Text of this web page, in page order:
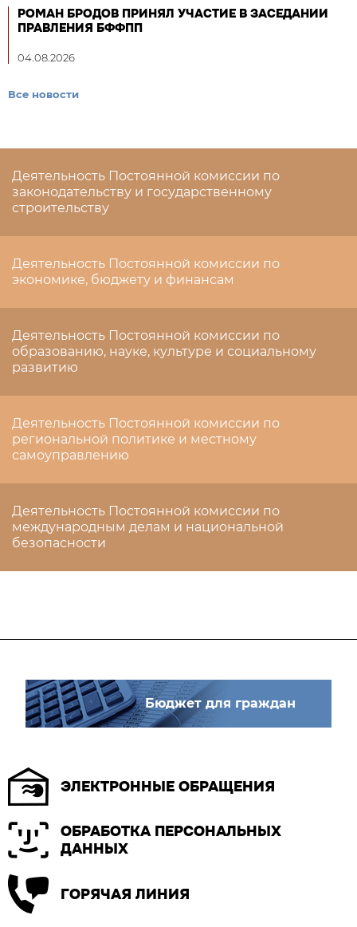
РОМАН БРОДОВ ПРИНЯЛ УЧАСТИЕ В ЗАСЕДАНИИ
ПРАВЛЕНИЯ БФФПП
04.08.2026
Все новости
Деятельность Постоянной комиссии по
законодательству и государственному
строительству
Деятельность Постоянной комиссии по
экономике, бюджету и финансам
Деятельность Постоянной комиссии по
образованию, науке, культуре и социальному
развитию
Деятельность Постоянной комиссии по
региональной политике и местному
самоуправлению
Деятельность Постоянной комиссии по
международным делам и национальной
безопасности
Бюджет для граждан
ЭЛЕКТРОННЫЕ ОБРАЩЕНИЯ
ОБРАБОТКА ПЕРСОНАЛЬНЫХ
ДАННЫХ
ГОРЯЧАЯ ЛИНИЯ